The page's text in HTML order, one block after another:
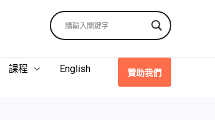
課程
English
贊助我們